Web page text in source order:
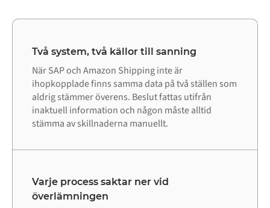
Två system, två källor till sanning
När SAP och Amazon Shipping inte är
ihopkopplade finns samma data på två ställen som
aldrig stämmer överens. Beslut fattas utifrån
inaktuell information och någon måste alltid
stämma av skillnaderna manuellt.
Varje process saktar ner vid
överlämningen